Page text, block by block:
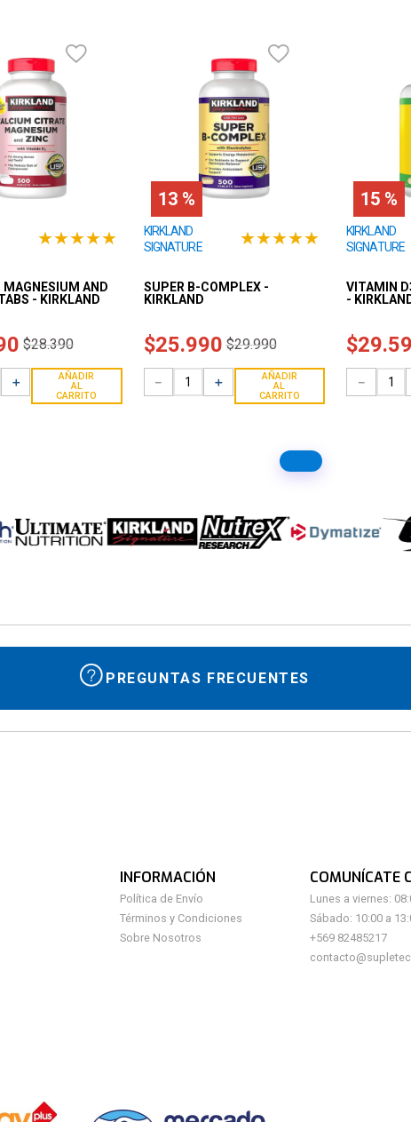
★★★★★
AND
- KIRKLAND
$28.390
＋
AÑADIR
AL
CARRITO
13 %
KIRKLAND
SIGNATURE
★★★★★
SUPER B-COMPLEX -
KIRKLAND
$25.990 $29.990
＋
－
AÑADIR
AL
CARRITO
15 %
KIRKLAND
SIGNATURE
VITAMIN
-
$29.
－
PREGUNTAS FRECUENTES
INFORMACIÓN
Política de Envío
Términos y Condiciones
Sobre Nosotros
COMUNÍCATE
Lunes a viernes:
Sábado: 10:00 a
+569 82485217